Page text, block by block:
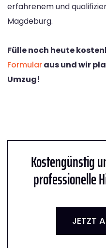
erfahrenem und
Magdeburg.
Fülle noch heute
Formularaus und wir
Umzug!
Kostengünstig
professionelle
JETZT